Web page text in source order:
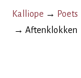
Kalliope → Poets
→ Aftenklokken